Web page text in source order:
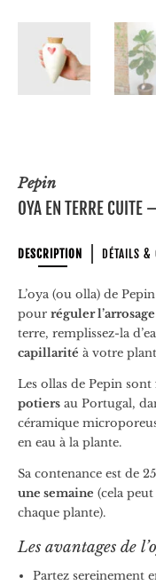
Pepin
OYA EN TERRE CUITE
DESCRIPTION DÉTAILS &
L’oya (ou olla) de
pour réguler
terre, remplissez-la
capillarité à votre
Les ollas de Pepin sont
potiers au Portugal,
céramique
en eau à la plante.
Sa contenance est de
une semaine (cela
chaque plante).
Les avantages de
Partez sereinement